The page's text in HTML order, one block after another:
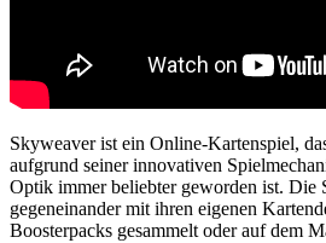
Skyweaver ist ein Online-Kartenspiel,
aufgrund seiner innovativen
Optik immer beliebter geworden ist. Die
gegeneinander mit ihren eigenen
Boosterpacks gesammelt oder auf dem